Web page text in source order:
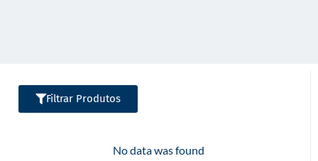
Filtrar Produtos
No data was found